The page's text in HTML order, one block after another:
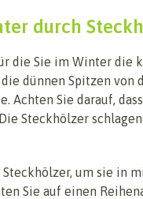
durch
die Sie im Winter die
dünnen Spitzen von
Sie darauf,
Steckhölzer
um sie in
Sie auf einen